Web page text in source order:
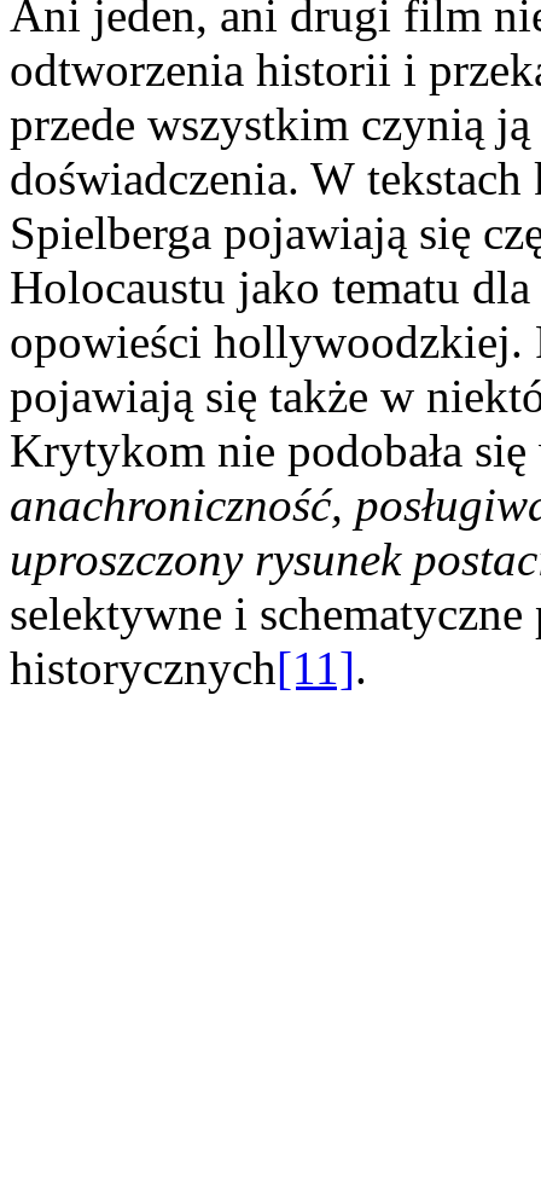
Ani jeden, ani drugi film
odtworzenia historii i
przede wszystkim czynią
doświadczenia. W
Spielberga pojawiają się
Holocaustu jako tematu
opowieści hollywoodzkiej.
pojawiają się także w
Krytykom nie podobała
anachroniczność,
uproszczony rysunek
selektywne i schematyczne
historycznych[11].